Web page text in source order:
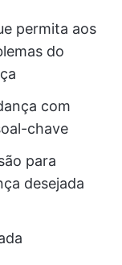
permita aos
do
com
chave
para
desejada